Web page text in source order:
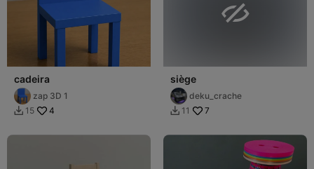
cadeira
zap 3D 1
 15 4

siège
deku_crache
 11 7